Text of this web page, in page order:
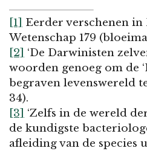
[1] Eerder verschenen
Wetenschap 179
[2] ‘De Darwinisten
woorden genoeg om de
begraven levenswereld te
34).
[3] ‘Zelfs in de wereld
de kundigste
afleiding van de species